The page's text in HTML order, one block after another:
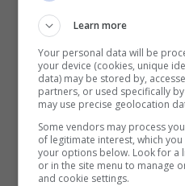
Learn more
Your personal data will be
your device (cookies, unique
data) may be stored by,
partners, or used specifically
may use precise geolocation
Some vendors may process
of legitimate interest, which
your options below. Look for a
or in the site menu to manage
and cookie settings.